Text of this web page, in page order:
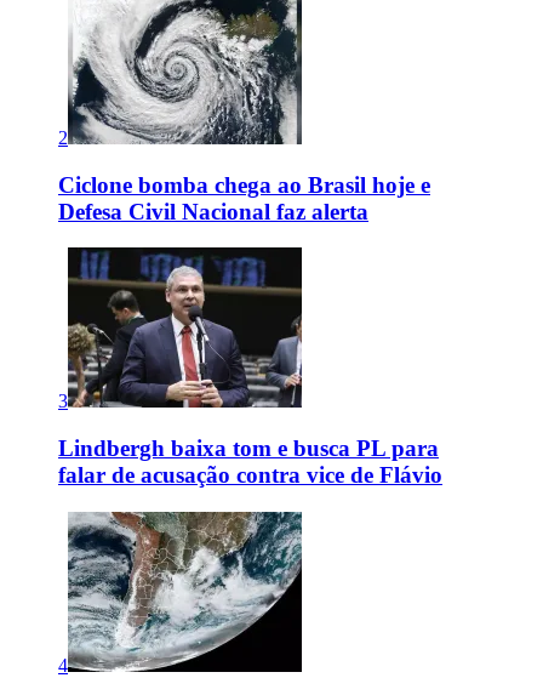
2
Ciclone bomba chega ao Brasil hoje e
Defesa Civil Nacional faz alerta
3
Lindbergh baixa tom e busca PL para
falar de acusação contra vice de Flávio
4